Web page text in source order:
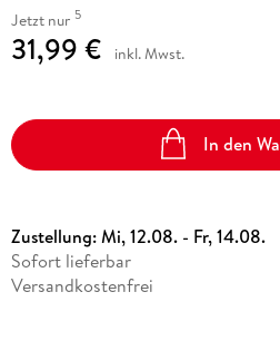
Jetzt nur 5
31,99 € inkl. Mwst.
In den
Zustellung:Mi, 12.08. - Fr, 14.08.
Sofort lieferbar
Versandkostenfrei